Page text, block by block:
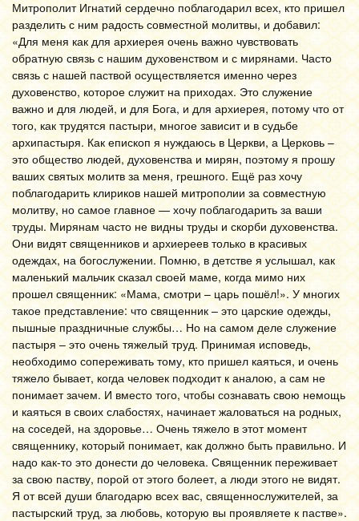
Митрополит Игнатий сердечно поблагодарил всех, кто пришел
разделить с ним радость совместной молитвы, и добавил:
«Для меня как для архиерея очень важно чувствовать
обратную связь с нашим духовенством и с мирянами. Часто
связь с нашей паствой осуществляется именно через
духовенство, которое служит на приходах. Это служение
важно и для людей, и для Бога, и для архиерея, потому что от
того, как трудятся пастыри, многое зависит и в судьбе
архипастыря. Как епископ я нуждаюсь в Церкви, а Церковь –
это общество людей, духовенства и мирян, поэтому я прошу
ваших святых молитв за меня, грешного. Ещё раз хочу
поблагодарить клириков нашей митрополии за совместную
молитву, но самое главное — хочу поблагодарить за ваши
труды. Мирянам часто не видны труды и скорби духовенства.
Они видят священников и архиереев только в красивых
одеждах, на богослужении. Помню, в детстве я услышал, как
маленький мальчик сказал своей маме, когда мимо них
прошел священник: «Мама, смотри – царь пошёл!». У многих
такое представление: что священник – это царские одежды,
пышные праздничные службы… Но на самом деле служение
пастыря – это очень тяжелый труд. Принимая исповедь,
необходимо сопереживать тому, кто пришел каяться, и очень
тяжело бывает, когда человек подходит к аналою, а сам не
понимает зачем. И вместо того, чтобы сознавать свою немощь
и каяться в своих слабостях, начинает жаловаться на родных,
на соседей, на здоровье… Очень тяжело в этот момент
священнику, который понимает, как должно быть правильно. И
надо как-то это донести до человека. Священник переживает
за свою паству, порой от этого болеет, а люди этого не видят.
Я от всей души благодарю всех вас, священнослужителей, за
пастырский труд, за любовь, которую вы проявляете к пастве».